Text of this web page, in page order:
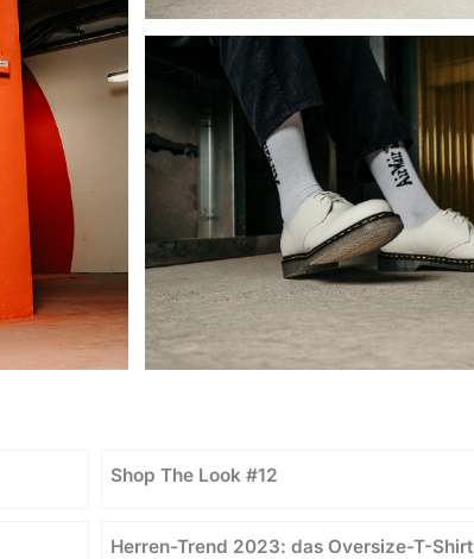
Shop The Look #12
Herren-Trend 2023: das Oversize-T-Shirt